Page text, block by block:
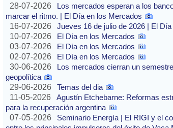
28-07-2026
Los mercados esperan a los
marcar el ritmo. | El Día en los Mercados
16-07-2026
Jueves 16 de julio de 2026 | El
10-07-2026
El Día en los Mercados
03-07-2026
El Día en los Mercados
02-07-2026
El Día en los Mercados
30-06-2026
Los mercados cierran un
geopolítica
29-06-2026
Temas del dia
11-05-2026
Agustín Etchebarne: Reformas
para la recuperación argentina
07-05-2026
Seminario Energía | El RIGI y el